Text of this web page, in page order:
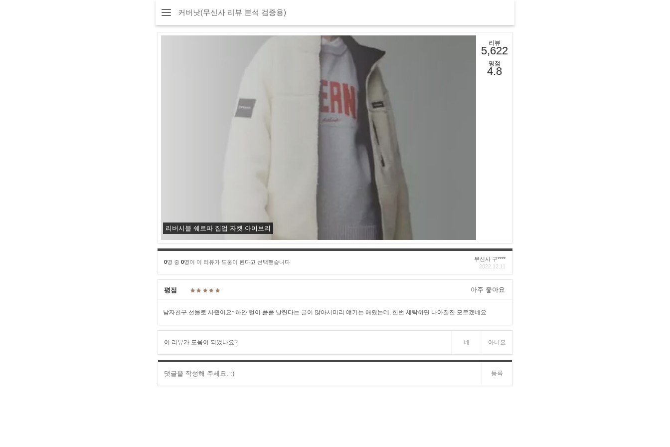
커버낫(무신사 리뷰 분석 검증용)
리버시블 쉐르파 집업 자켓 아이보리
리뷰
5,622
평점
4.8
0명 중 0명이 이 리뷰가 도움이 된다고 선택했습니다
무신사 구****
2022.12.11
평점 아주 좋아요
남자친구 선물로 사줬어요~하얀 털이 폴폴 날린다는 글이 많아서미리 얘기는 해줬는데, 한번 세탁하면 나아질진 모르겠네요
이 리뷰가 도움이 되었나요? 네 아니요
등록